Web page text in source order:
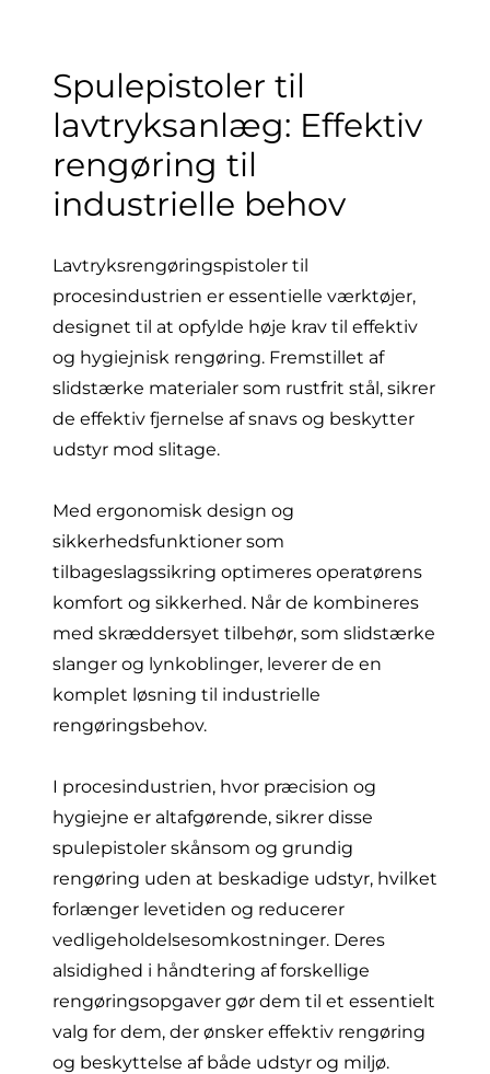
Spulepistoler til
lavtryksanlæg: Effektiv
rengøring til
industrielle behov
Lavtryksrengøringspistoler til
procesindustrien er essentielle værktøjer,
designet til at opfylde høje krav til effektiv
og hygiejnisk rengøring. Fremstillet af
slidstærke materialer som rustfrit stål, sikrer
de effektiv fjernelse af snavs og beskytter
udstyr mod slitage.
Med ergonomisk design og
sikkerhedsfunktioner som
tilbageslagssikring optimeres operatørens
komfort og sikkerhed. Når de kombineres
med skræddersyet tilbehør, som slidstærke
slanger og lynkoblinger, leverer de en
komplet løsning til industrielle
rengøringsbehov.
I procesindustrien, hvor præcision og
hygiejne er altafgørende, sikrer disse
spulepistoler skånsom og grundig
rengøring uden at beskadige udstyr, hvilket
forlænger levetiden og reducerer
vedligeholdelsesomkostninger. Deres
alsidighed i håndtering af forskellige
rengøringsopgaver gør dem til et essentielt
valg for dem, der ønsker effektiv rengøring
og beskyttelse af både udstyr og miljø.